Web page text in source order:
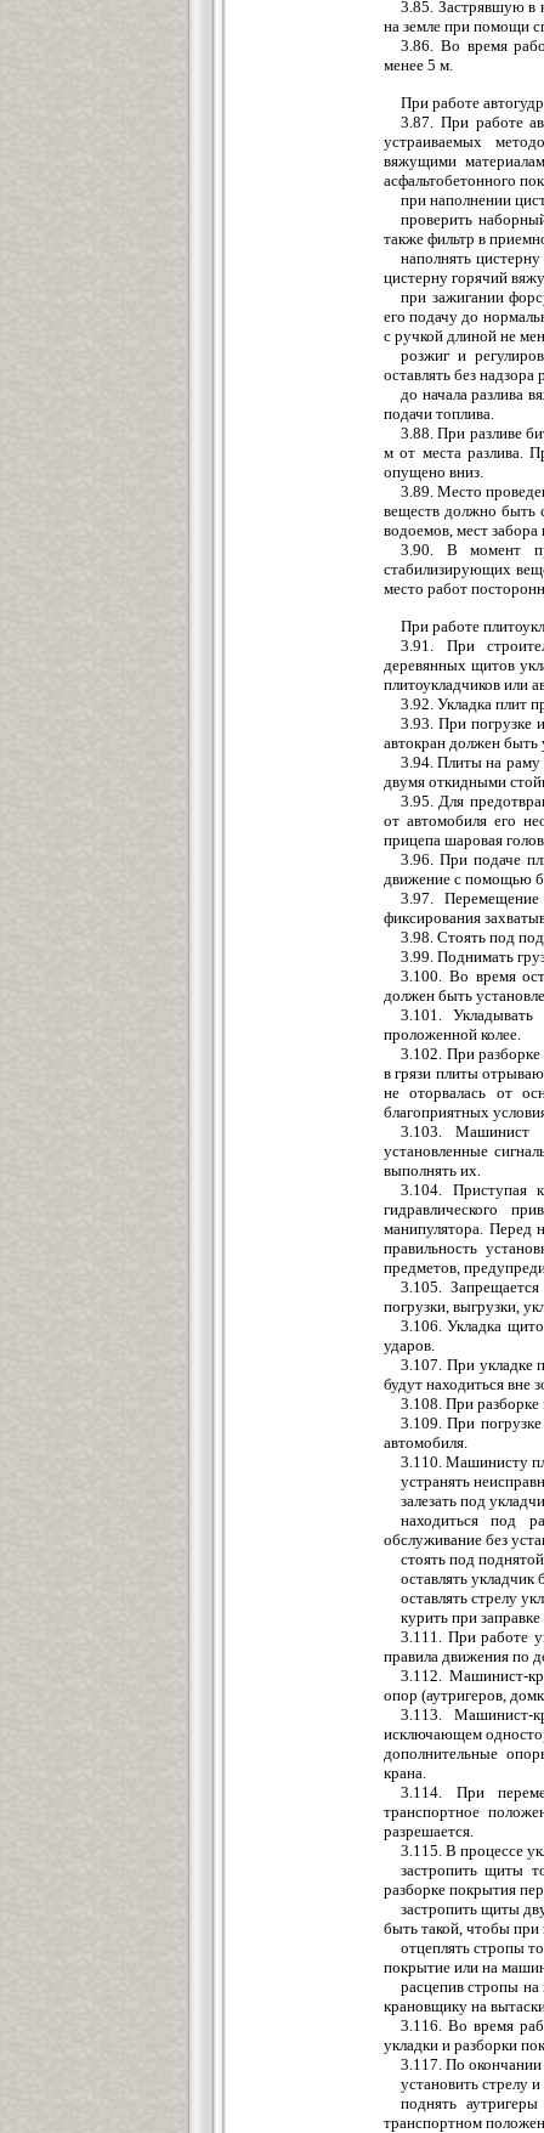
3.85. Застрявшую в
на земле при помощи
3.86. Во время
менее 5 м.
При работе
3.87. При работе
устраиваемых
вяжущими
асфальтобетонного
при наполнении
проверить
также фильтр в
наполнять
цистерну горячий
при зажигании
его подачу до
с ручкой длиной не
розжиг и
оставлять без
до начала разлива
подачи топлива.
3.88. При разливе
м от места разлива.
опущено вниз.
3.89. Место
веществ должно быть
водоемов, мест
3.90. В момент
стабилизирующих
место работ
При работе
3.91. При
деревянных щитов
плитоукладчиков или
3.92. Укладка плит
3.93. При погрузке
автокран должен
3.94. Плиты на раму
двумя откидными
3.95. Для
от автомобиля его
прицепа шаровая
3.96. При подаче
движение с помощью
3.97. Перемещение
фиксирования
3.98. Стоять под
3.99. Поднимать
3.100. Во время
должен быть
3.101.
проложенной колее.
3.102. При
в грязи плиты
не оторвалась от
благоприятных
3.103. Машинист
установленные
выполнять их.
3.104. Приступая
гидравлического
манипулятора. Перед
правильность
предметов,
3.105.
погрузки, выгрузки,
3.106. Укладка
ударов.
3.107. При укладке
будут находиться вне
3.108. При
3.109. При
автомобиля.
3.110. Машинисту
устранять
залезать под
находиться под
обслуживание без
стоять под
оставлять
оставлять стрелу
курить при
3.111. При работе
правила движения по
3.112. Машинист-
опор (аутригеров,
3.113. Машинист-
исключающем
дополнительные
крана.
3.114. При
транспортное
разрешается.
3.115. В процессе
застропить щиты
разборке покрытия
застропить щиты
быть такой, чтобы при
отцеплять стропы
покрытие или на
расцепив стропы на
крановщику на
3.116. Во время
укладки и разборки
3.117. По
установить стрелу
поднять
транспортном